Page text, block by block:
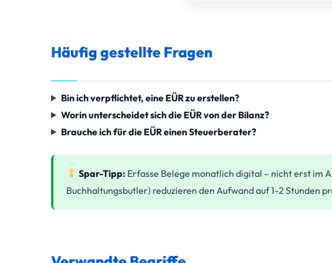
Häufig gestellte Fragen
Bin ich verpflichtet, eine EÜR zu erstellen?
Worin unterscheidet sich die EÜR von der Bilanz?
Brauche ich für die EÜR einen Steuerberater?
Spar-Tipp: Erfasse Belege monatlich digital – nicht erst im
Buchhaltungsbutler) reduzieren den Aufwand auf 1-2 Stunden